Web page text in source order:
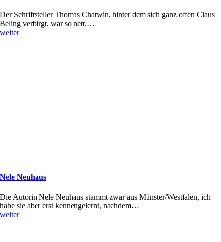
Der Schriftsteller Thomas Chatwin, hinter dem sich ganz offen Claus
Beling verbirgt, war so nett,…
weiter
Nele Neuhaus
Die Autorin Nele Neuhaus stammt zwar aus Münster/Westfalen, ich
habe sie aber erst kennengelernt, nachdem…
weiter